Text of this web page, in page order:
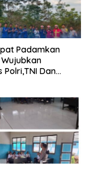
Padamkan
Polri,TNI Dan